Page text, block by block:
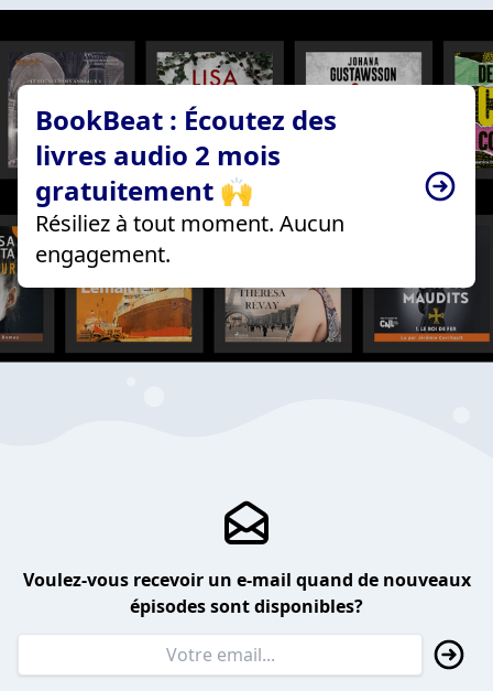
BookBeat : Écoutez des
livres audio 2 mois
gratuitement 🙌
Résiliez à tout moment. Aucun
engagement.
Voulez-vous recevoir un e-mail quand de nouveaux
épisodes sont disponibles?